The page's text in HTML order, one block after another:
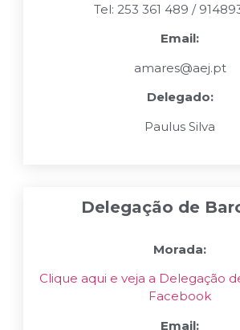
Tel: 253 361 489 /
Email:
amares@aej.pt
Delegado:
Paulus Silva
Delegação de
Morada:
Clique aqui e veja a Delegação
Facebook
Email: